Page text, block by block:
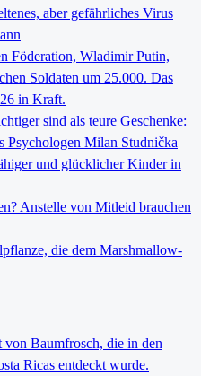
aber gefährliches Virus
Föderation, Wladimir Putin,
Soldaten um 25.000. Das
in Kraft.
sind als teure Geschenke:
Psychologen Milan Studnička
und glücklicher Kinder in
Anstelle von Mitleid brauchen
die dem Marshmallow-
Baumfrosch, die in den
Ricas entdeckt wurde.